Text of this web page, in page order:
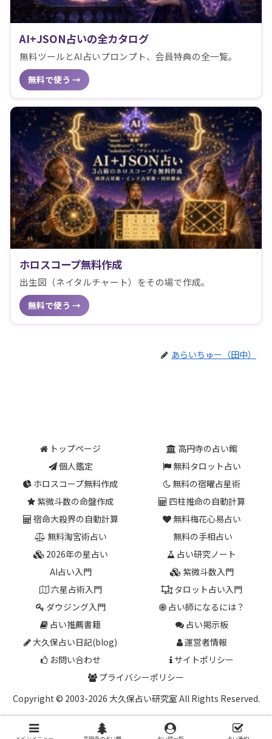
AI+JSON占いの全カタログ
無料ツールとAI占いプロンプト、会員特典の全一覧。
無料で使う →
ホロスコープ無料作成
出生図（ネイタルチャート）をその場で作成。
無料で使う →
あらいちゅー（田中）
トップページ
高円寺の占い館
個人鑑定
無料タロット占い
ホロスコープ無料作成
無料の宿曜占星術
紫微斗数の命盤作成
四柱推命の自動計算
宿命大殺界の自動計算
無料梅花心易占い
無料淘宮術占い
無料の手相占い
2026年の星占い
占い研究ノート
AI占い入門
紫微斗数入門
六星占術入門
タロット占い入門
ダウジング入門
占い師になるには？
占い推薦書籍
占い掲示板
大久保占い日記(blog)
運営者情報
お問い合わせ
サイトポリシー
プライバシーポリシー
Copyright © 2003-2026 大久保占い研究室 All Rights Reserved.